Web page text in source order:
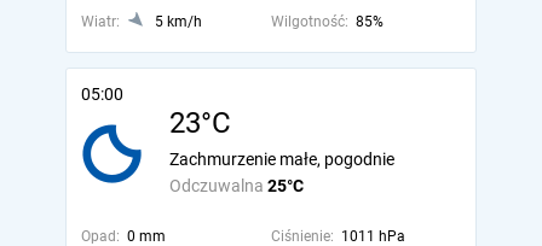
Wiatr:
5 km/h Wilgotność: 85%
05:00
23°C
Odczuwalna 25°C
Zachmurzenie małe, pogodnie
Opad: 0 mm Ciśnienie: 1011 hPa